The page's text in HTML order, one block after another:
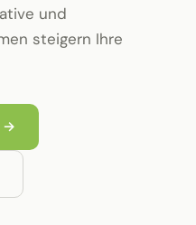
und
steigern Ihre
→